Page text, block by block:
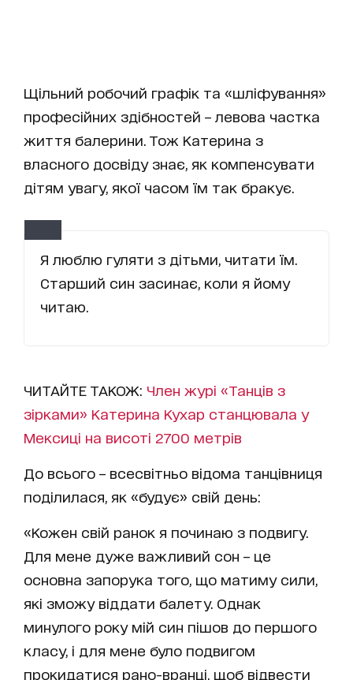
Щільний робочий графік та «шліфування»
професійних здібностей – левова частка
життя балерини. Тож Катерина з
власного досвіду знає, як компенсувати
дітям увагу, якої часом їм так бракує.
Я люблю гуляти з дітьми, читати їм.
Старший син засинає, коли я йому
читаю.
ЧИТАЙТЕ ТАКОЖ: Член журі «Танців з
зірками» Катерина Кухар станцювала у
Мексиці на висоті 2700 метрів
До всього – всесвітньо відома танцівниця
поділилася, як «будує» свій день:
«Кожен свій ранок я починаю з подвигу.
Для мене дуже важливий сон – це
основна запорука того, що матиму сили,
які зможу віддати балету. Однак
минулого року мій син пішов до першого
класу, і для мене було подвигом
прокидатися рано-вранці, щоб відвести